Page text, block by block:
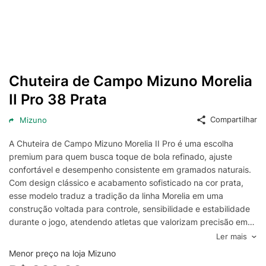
Chuteira de Campo Mizuno Morelia
II Pro 38 Prata
Mizuno Compartilhar
A Chuteira de Campo Mizuno Morelia II Pro é uma escolha
premium para quem busca toque de bola refinado, ajuste
confortável e desempenho consistente em gramados naturais.
Com design clássico e acabamento sofisticado na cor prata,
esse modelo traduz a tradição da linha Morelia em uma
construção voltada para controle, sensibilidade e estabilidade
durante o jogo, atendendo atletas que valorizam precisão em
Projetada para oferecer excelente sensação ao contato com a
bola, a Mizuno Morelia II Pro prioriza um cabedal macio e bem
Ler mais
Menor preço na loja Mizuno